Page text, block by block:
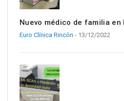
Nuevo médico de familia en
Euro Clínica Rincón - 13/12/2022